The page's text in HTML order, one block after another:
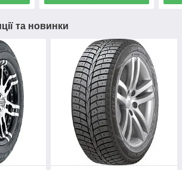
та новинки